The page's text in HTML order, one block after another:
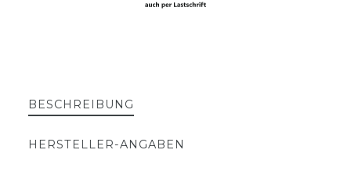
BESCHREIBUNG
HERSTELLER-ANGABEN